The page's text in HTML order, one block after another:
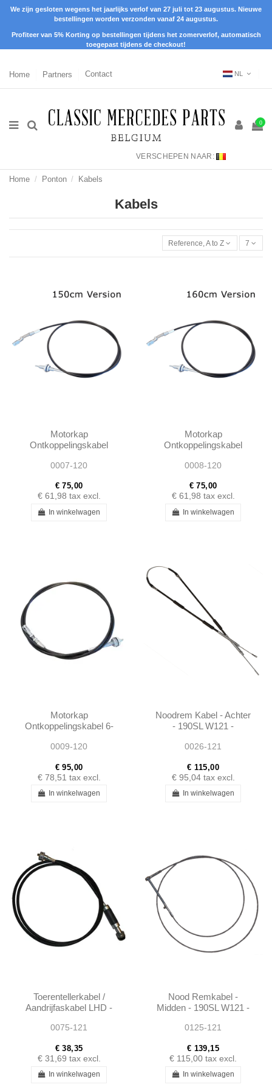
We zijn gesloten wegens het jaarlijks verlof van 27 juli tot 23 augustus. Nieuwe
bestellingen worden verzonden vanaf 24 augustus.
Profiteer van 5% Korting op bestellingen tijdens het zomerverlof, automatisch
toegepast tijdens de checkout!
Home Partners Contact NL
0
VERSCHEPEN NAAR:
Home Ponton Kabels
Kabels
Reference, A to Z 7
Motorkap
Ontkoppelingskabel
Ponton
0007-120
€ 75,00
€ 61,98 tax excl.
In winkelwagen
Motorkap
Ontkoppelingskabel
Ponton
0008-120
€ 75,00
€ 61,98 tax excl.
In winkelwagen
Motorkap
Ontkoppelingskabel 6-
0009-120
€ 95,00
€ 78,51 tax excl.
In winkelwagen
Noodrem Kabel - Achter
- 190SL W121 -
0026-121
€ 115,00
€ 95,04 tax excl.
In winkelwagen
Toerentellerkabel /
Aandrijfaskabel LHD -
1215421607
0075-121
€ 38,35
€ 31,69 tax excl.
In winkelwagen
Nood Remkabel -
Midden - 190SL W121 -
0125-121
€ 139,15
€ 115,00 tax excl.
In winkelwagen